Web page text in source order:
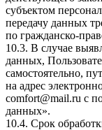
субъектом
передачу данных
по гражданско-
10.3. В случае
данных,
самостоятельно,
на адрес
comfort@mail.ru с
данных».
10.4. Срок